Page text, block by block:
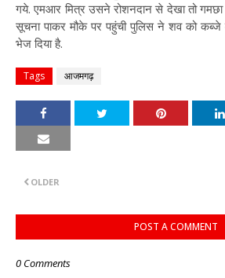
गये. एमआर मित्र उसने रोशनदान से देखा तो
सूचना पाकर मौके पर पहुंची पुलिस ने शव को कब्जे
भेज दिया है.
Tags आजमगढ़
OLDER
POST A COMMENT
0 Comments